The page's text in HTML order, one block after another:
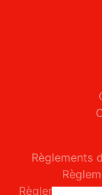
Règlements
Règlements